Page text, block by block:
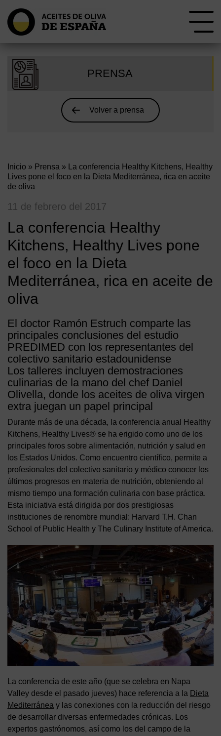
PRENSA
Volver a prensa
Inicio » Prensa » La conferencia Healthy Kitchens, Healthy
Lives pone el foco en la Dieta Mediterránea, rica en aceite
de oliva
11 de febrero del 2017
La conferencia Healthy
Kitchens, Healthy Lives pone
el foco en la Dieta
Mediterránea, rica en aceite de
oliva
El doctor Ramón Estruch comparte las
principales conclusiones del estudio
PREDIMED con los representantes del
colectivo sanitario estadounidense
Los talleres incluyen demostraciones
culinarias de la mano del chef Daniel
Olivella, donde los aceites de oliva virgen
extra juegan un papel principal
Durante más de una década, la conferencia anual Healthy
Kitchens, Healthy Lives® se ha erigido como uno de los
principales foros sobre alimentación, nutrición y salud en
los Estados Unidos. Como encuentro científico, permite a
profesionales del colectivo sanitario y médico conocer los
últimos progresos en materia de nutrición, obteniendo al
mismo tiempo una formación culinaria con base práctica.
Esta iniciativa está dirigida por dos prestigiosas
instituciones de renombre mundial: Harvard T.H. Chan
School of Public Health y The Culinary Institute of America.
La conferencia de este año (que se celebra en Napa
Valley desde el pasado jueves) hace referencia a la Dieta
Mediterránea y las conexiones con la reducción del riesgo
de desarrollar diversas enfermedades crónicas. Los
expertos gastrónomos, así como los del campo de la